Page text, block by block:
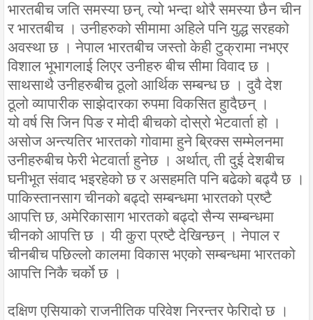
भारतबीच जति समस्या छन्, त्यो भन्दा थोरै समस्या छैन चीन
र भारतबीच । उनीहरुको सीमामा अहिले पनि युद्ध सरहको
अवस्था छ । नेपाल भारतबीच जस्तो केही टुक्रामा नभएर
विशाल भूभागलाई लिएर उनीहरु बीच सीमा विवाद छ ।
साथसाथै उनीहरुबीच ठूलो आर्थिक सम्बन्ध छ । दुवै देश
ठूलो व्यापारीक साझेदारका रुपमा विकसित हुादैछन् ।
यो वर्ष सि जिन पिङ र मोदी बीचको दोस्रो भेटवार्ता हो ।
असोज अन्त्यतिर भारतको गोवामा हुने ब्रिक्स सम्मेलनमा
उनीहरुबीच फेरी भेटवार्ता हुनेछ । अर्थात्, ती दुई देशबीच
घनीभूत संवाद भइरहेको छ र असहमति पनि बढेको बढ्यै छ ।
पाकिस्तानसाग चीनको बढ्दो सम्बन्धमा भारतको प्रष्टै
आपत्ति छ, अमेरिकासाग भारतको बढ्दो सैन्य सम्बन्धमा
चीनको आपत्ति छ । यी कुरा प्रष्टै देखिन्छन् । नेपाल र
चीनबीच पछिल्लो कालमा विकास भएको सम्बन्धमा भारतको
आपत्ति निकै चर्काे छ ।
दक्षिण एसियाको राजनीतिक परिवेश निरन्तर फेरिादो छ ।